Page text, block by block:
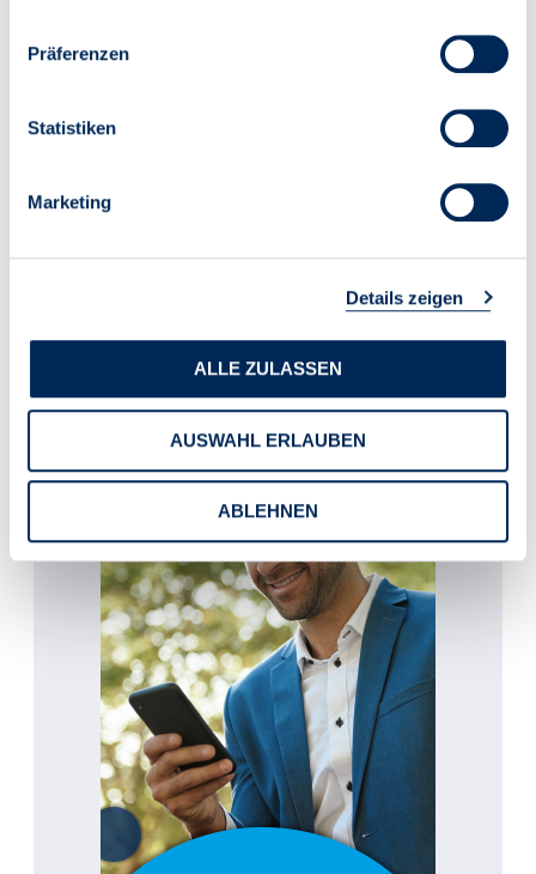
Präferenzen
Statistiken
Marketing
Details zeigen
ALLE ZULASSEN
AUSWAHL ERLAUBEN
ABLEHNEN
Ladeinfrastruktur finden Sie hier:
content/uploads/2025/06/Neuauflage-Publikation-
Ladeinfrastruktur in Mehrparteienhäusern ” erschien am